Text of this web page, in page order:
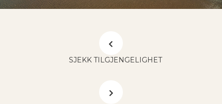
SJEKK TILGJENGELIGHET